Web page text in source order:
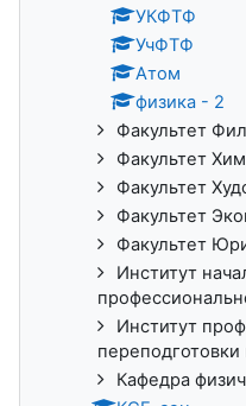
УКФТФ
УчФТФ
Атом
физика - 2
Факультет
Факультет
Факультет
Факультет
Факультет
Институт
Институт
Кафедра